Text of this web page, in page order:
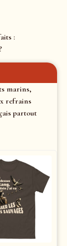
:
marins,
refrains
partout